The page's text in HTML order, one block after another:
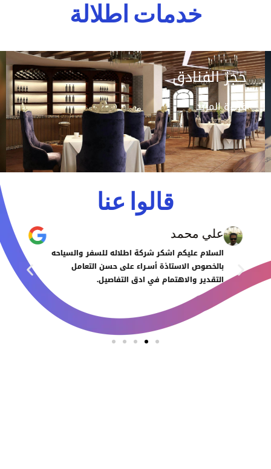
خدمات اطلالة
حجز الفنادق
قراءة المزيد
قالوا عنا
علي محمد
السلام عليكم اشكر شركة اطلاله للسفر والسياحه
بالخصوص الاستاذة أسـراء على حسن التعامل
التقدير والاهتمام في ادق التفاصيل.